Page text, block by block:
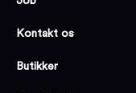
Kontakt os
Butikker